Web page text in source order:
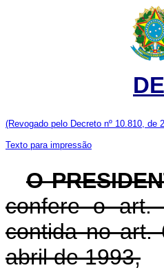
(Revogado pelo Decreto nº 10.810, de
Texto para impressão
O
confere o art.
contida no art.
abril de 1993,